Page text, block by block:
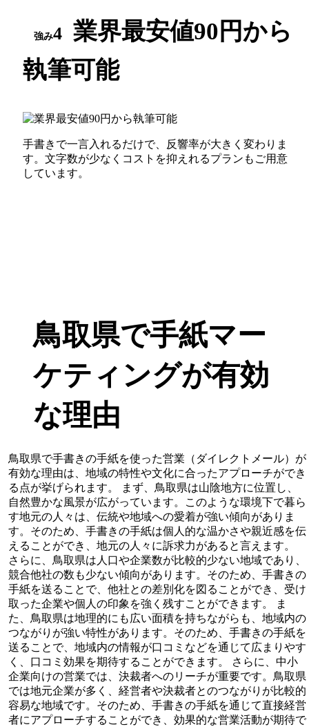
強み4 業界最安値90円から
執筆可能
手書きで一言入れるだけで、反響率が大きく変わりま
す。文字数が少なくコストを抑えれるプランもご用意
しています。
鳥取県で手紙マー
ケティングが有効
な理由
鳥取県で手書きの手紙を使った営業（ダイレクトメール）が
有効な理由は、地域の特性や文化に合ったアプローチができ
る点が挙げられます。 まず、鳥取県は山陰地方に位置し、
自然豊かな風景が広がっています。このような環境下で暮ら
す地元の人々は、伝統や地域への愛着が強い傾向がありま
す。そのため、手書きの手紙は個人的な温かさや親近感を伝
えることができ、地元の人々に訴求力があると言えます。
さらに、鳥取県は人口や企業数が比較的少ない地域であり、
競合他社の数も少ない傾向があります。そのため、手書きの
手紙を送ることで、他社との差別化を図ることができ、受け
取った企業や個人の印象を強く残すことができます。 ま
た、鳥取県は地理的にも広い面積を持ちながらも、地域内の
つながりが強い特性があります。そのため、手書きの手紙を
送ることで、地域内の情報が口コミなどを通じて広まりやす
く、口コミ効果を期待することができます。 さらに、中小
企業向けの営業では、決裁者へのリーチが重要です。鳥取県
では地元企業が多く、経営者や決裁者とのつながりが比較的
容易な地域です。そのため、手書きの手紙を通じて直接経営
者にアプローチすることができ、効果的な営業活動が期待で